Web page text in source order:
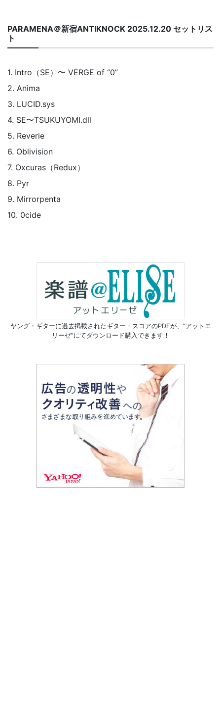
PARAMENA＠新宿ANTIKNOCK 2025.12.20 セットリス
ト
1. Intro（SE）〜 VERGE of “0”
2. Anima
3. LUCID.sys
4. SE〜TSUKUYOMI.dll
5. Reverie
6. Oblivision
7. Oxcuras（Redux）
8. Pyr
9. Mirrorpenta
10. 0cide
ヤング・ギターに過去掲載されたギター・スコアのPDFが、 “アットエ
リーゼ”にてダウンロード購入できます！